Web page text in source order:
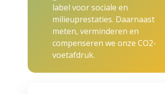
label voor sociale en
milieuprestaties. Daarnaast
meten, verminderen en
compenseren we onze CO2-
voetafdruk.